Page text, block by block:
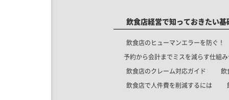
飲食店経営で知っておきたい基
飲食店のヒューマンエラーを防ぐ！
予約から会計までミスを減らす仕組
飲食店のクレーム対応ガイド
飲
飲食店で人件費を削減するには